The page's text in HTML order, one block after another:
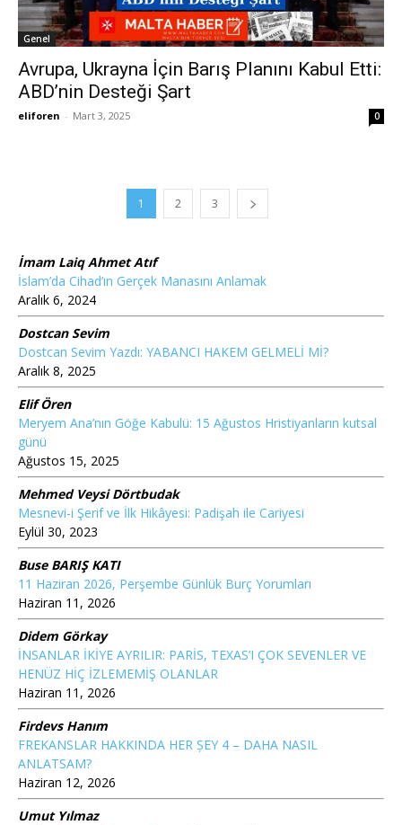
Genel
Avrupa, Ukrayna İçin Barış Planını Kabul Etti:
ABD’nin Desteği Şart
eliforen - Mart 3, 2025 0
1 2 3
İmam Laiq Ahmet Atıf
İslam’da Cihad’ın Gerçek Manasını Anlamak
Aralık 6, 2024
Dostcan Sevim
Dostcan Sevim Yazdı: YABANCI HAKEM GELMELİ Mİ?
Aralık 8, 2025
Elif Ören
Meryem Ana’nın Göğe Kabulü: 15 Ağustos Hristiyanların kutsal
günü
Ağustos 15, 2025
Mehmed Veysi Dörtbudak
Mesnevi-i Şerif ve İlk Hikâyesi: Padişah ile Cariyesi
Eylül 30, 2023
Buse BARIŞ KATI
11 Haziran 2026, Perşembe Günlük Burç Yorumları
Haziran 11, 2026
Didem Görkay
İNSANLAR İKİYE AYRILIR: PARİS, TEXAS’I ÇOK SEVENLER VE
HENÜZ HİÇ İZLEMEMİŞ OLANLAR
Haziran 11, 2026
Firdevs Hanım
FREKANSLAR HAKKINDA HER ȘEY 4 – DAHA NASIL
ANLATSAM?
Haziran 12, 2026
Umut Yılmaz